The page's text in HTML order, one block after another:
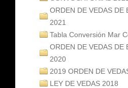
ORDEN DE VEDAS DE
2021
Tabla Conversión Mar
ORDEN DE VEDAS DE
2020
2019 ORDEN DE
LEY DE VEDAS 2018